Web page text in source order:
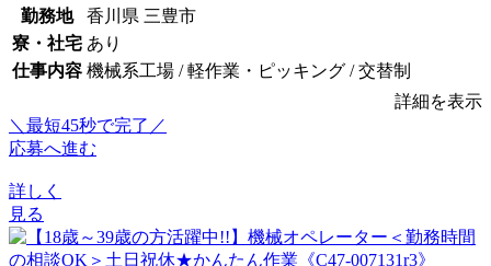
勤務地
香川県 三豊市
寮・社宅 あり
仕事内容 機械系工場 / 軽作業・ピッキング / 交替制
詳細を表示
＼最短45秒で完了／
応募へ進む
詳しく
見る